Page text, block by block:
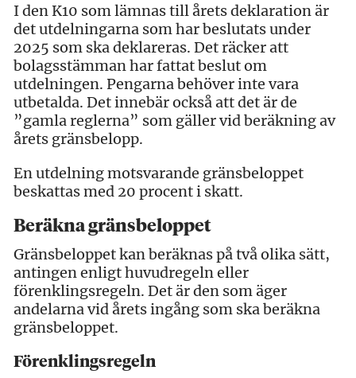
I den K10 som lämnas till årets deklaration är
det utdelningarna som har beslutats under
2025 som ska deklareras. Det räcker att
bolagsstämman har fattat beslut om
utdelningen. Pengarna behöver inte vara
utbetalda. Det innebär också att det är de
”gamla reglerna” som gäller vid beräkning av
årets gränsbelopp.
En utdelning motsvarande gränsbeloppet
beskattas med 20 procent i skatt.
Beräkna gränsbeloppet
Gränsbeloppet kan beräknas på två olika sätt,
antingen enligt huvudregeln eller
förenklingsregeln. Det är den som äger
andelarna vid årets ingång som ska beräkna
gränsbeloppet.
Förenklingsregeln